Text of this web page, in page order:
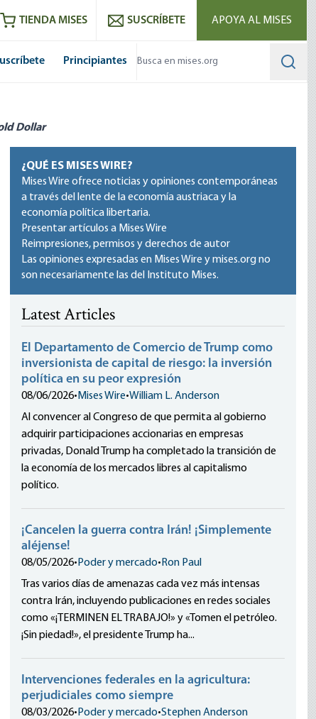
feed
TIENDA MISES SUSCRÍBETE APOYA AL MISES
Principiantes
Dollar
¿QUÉ ES MISES WIRE?
Mises Wire ofrece noticias y opiniones contemporáneas
a través del lente de la economía austriaca y la
economía política libertaria.
Presentar artículos a Mises Wire
Reimpresiones, permisos y derechos de autor
Las opiniones expresadas en Mises Wire y mises.org no
son necesariamente las del Instituto Mises.
Latest Articles
El Departamento de Comercio de Trump como
inversionista de capital de riesgo: la inversión
política en su peor expresión
08/06/2026• Mises Wire•William L. Anderson
Al convencer al Congreso de que permita al gobierno
adquirir participaciones accionarias en empresas
privadas, Donald Trump ha completado la transición de
la economía de los mercados libres al capitalismo
político.
¡Cancelen la guerra contra Irán! ¡Simplemente
aléjense!
08/05/2026• Poder y mercado• Ron Paul
Tras varios días de amenazas cada vez más intensas
contra Irán, incluyendo publicaciones en redes sociales
como «¡TERMINEN EL TRABAJO!» y «Tomen el petróleo.
¡Sin piedad!», el presidente Trump ha...
Intervenciones federales en la agricultura:
perjudiciales como siempre
08/03/2026• Poder y mercado•Stephen Anderson